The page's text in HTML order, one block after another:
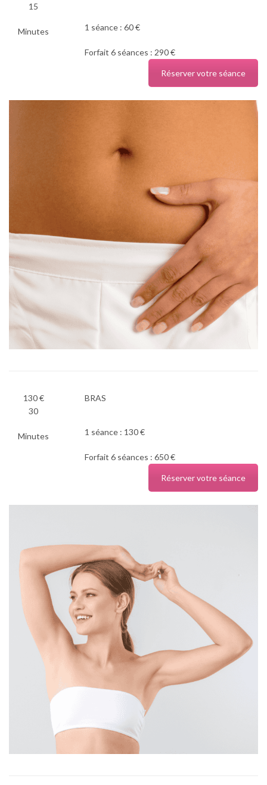
15
Minutes 1 séance : 60 €
Forfait 6 séances : 290 €
Réserver votre séance
130 €
30
Minutes
BRAS
1 séance : 130 €
Forfait 6 séances : 650 €
Réserver votre séance